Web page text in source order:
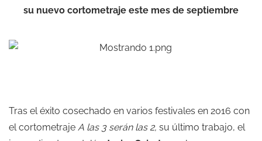
su nuevo cortometraje este mes de septiembre
Tras el éxito cosechado en varios festivales en 2016 con
el cortometraje A las 3 serán las 2, su último trabajo, el